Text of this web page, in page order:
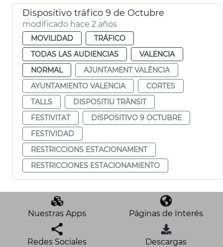
Dispositivo tráfico 9 de Octubre
modificado hace 2 años
MOVILIDAD
TRÁFICO
TODAS LAS AUDIENCIAS
VALENCIA
NORMAL
AJUNTAMENT VALÈNCIA
AYUNTAMIENTO VALENCIA
CORTES
TALLS
DISPOSITIU TRÀNSIT
FESTIVITAT
DISPOSITIVO 9 OCTUBRE
FESTIVIDAD
RESTRICCIONS ESTACIONAMENT
RESTRICCIONES ESTACIONAMIENTO
Nuestras Apps Páginas de Interés
Redes Sociales Descargas